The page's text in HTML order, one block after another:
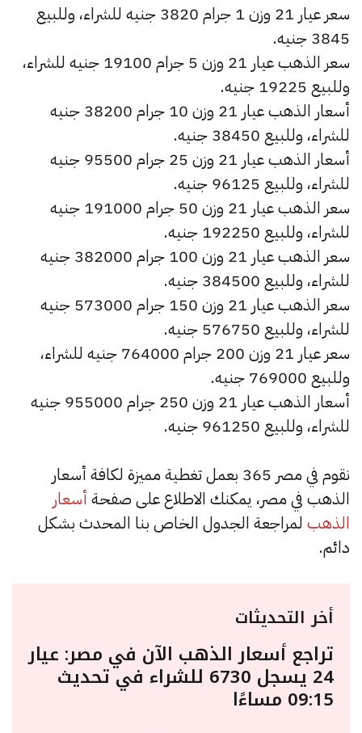
سعر عيار 21 وزن 1 جرام 3820 جنيه للشراء، وللبيع
3845 جنيه.
سعر الذهب عيار 21 وزن 5 جرام 19100 جنيه للشراء،
وللبيع 19225 جنيه.
أسعار الذهب عيار 21 وزن 10 جرام 38200 جنيه
للشراء، وللبيع 38450 جنيه.
أسعار الذهب عيار 21 وزن 25 جرام 95500 جنيه
للشراء، وللبيع 96125 جنيه.
سعر الذهب عيار 21 وزن 50 جرام 191000 جنيه
للشراء، وللبيع 192250 جنيه.
سعر الذهب عيار 21 وزن 100 جرام 382000 جنيه
للشراء، وللبيع 384500 جنيه.
سعر الذهب عيار 21 وزن 150 جرام 573000 جنيه
للشراء، وللبيع 576750 جنيه.
سعر عيار 21 وزن 200 جرام 764000 جنيه للشراء،
وللبيع 769000 جنيه.
أسعار الذهب عيار 21 وزن 250 جرام 955000 جنيه
للشراء، وللبيع 961250 جنيه.
نقوم في مصر 365 بعمل تغطية مميزة لكافة أسعار
الذهب في مصر، يمكنك الاطلاع على صفحة أسعار
الذهب لمراجعة الجدول الخاص بنا المحدث بشكل
دائم.
أخر التحديثات
تراجع أسعار الذهب الآن في مصر: عيار
24 يسجل 6730 للشراء في تحديث
09:15 مساءًا